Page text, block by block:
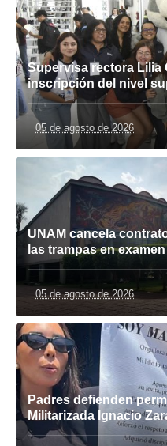
Supervisa rectora Lilia
inscripción del nivel
05 de agosto de 2026
UNAM cancela
las trampas en
05 de agosto de 2026
Padres defienden
Militarizada Ignacio